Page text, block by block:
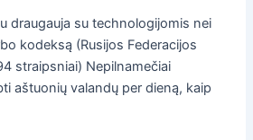
draugauja su technologijomis nei
kodeksą (Rusijos Federacijos
straipsniai) Nepilnamečiai
aštuonių valandų per dieną, kaip